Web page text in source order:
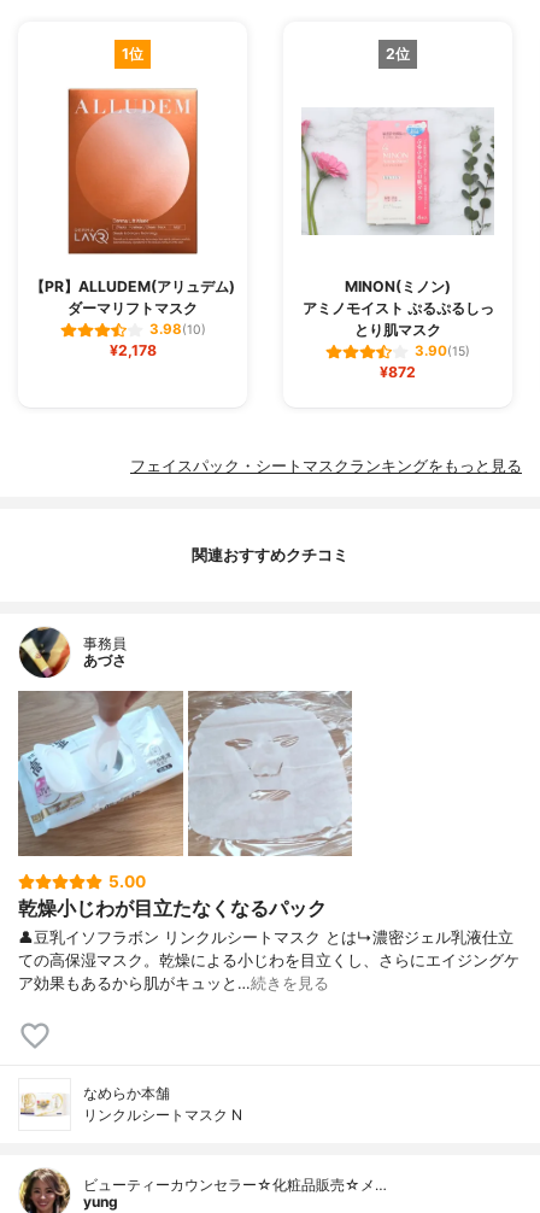
1位
【PR】ALLUDEM(アリュデム)
ダーマリフトマスク
3.98(10)
¥2,178
2位
MINON(ミノン)
アミノモイスト ぷるぷるしっ
とり肌マスク
3.90(15)
¥872
フェイスパック・シートマスクランキングをもっと見る
関連おすすめクチコミ
事務員
あづさ
5.00
乾燥小じわが目立たなくなるパック
👤豆乳イソフラボン リンクルシートマスク とは↳濃密ジェル乳液仕立
ての高保湿マスク。乾燥による小じわを目立くし、さらにエイジングケ
ア効果もあるから肌がキュッと…続きを見る
なめらか本舗
リンクルシートマスク N
ビューティーカウンセラー☆化粧品販売☆メ…
yung